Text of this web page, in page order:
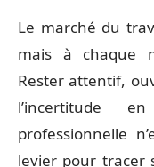
Le marché du
mais à chaque
Rester attentif,
l’incertitude
professionnelle
levier pour tracer